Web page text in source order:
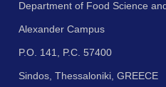
Department of Food Science
Alexander Campus
P.O. 141, P.C. 57400
Sindos, Thessaloniki, GREECE